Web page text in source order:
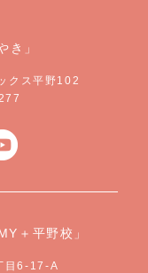
き」
クス平野102
＋平野校」
目6-17-A